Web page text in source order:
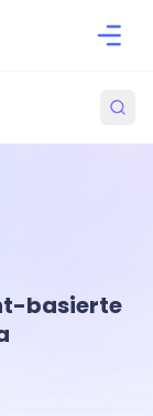
basierte